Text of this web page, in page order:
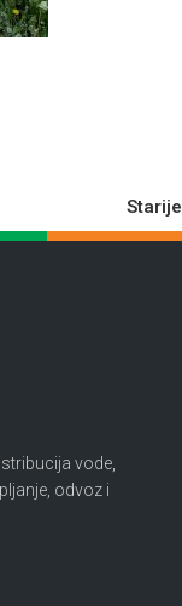
Starije
vode,
odvoz i